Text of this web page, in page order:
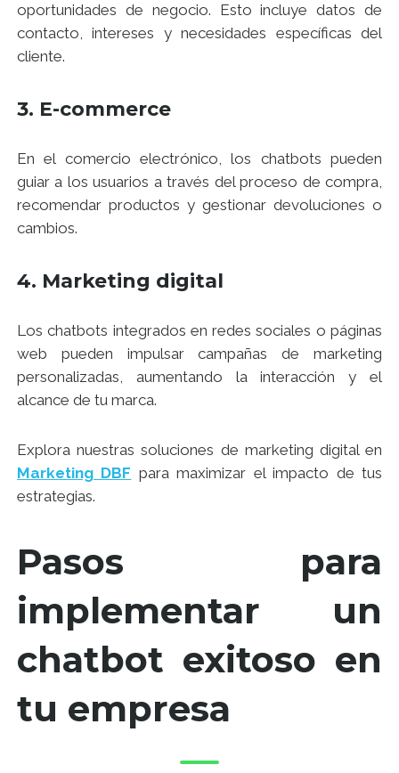
oportunidades de negocio. Esto incluye datos de
contacto, intereses y necesidades específicas del
cliente.
3. E-commerce
En el comercio electrónico, los chatbots pueden
guiar a los usuarios a través del proceso de compra,
recomendar productos y gestionar devoluciones o
cambios.
4. Marketing digital
Los chatbots integrados en redes sociales o páginas
web pueden impulsar campañas de marketing
personalizadas, aumentando la interacción y el
alcance de tu marca.
Explora nuestras soluciones de marketing digital en
Marketing DBF para maximizar el impacto de tus
estrategias.
Pasos para
implementar un
chatbot exitoso en
tu empresa